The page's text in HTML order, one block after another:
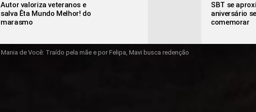
Autor valoriza veteranos e
salva Êta Mundo Melhor! do
marasmo
SBT se
aniversário
comemorar
Mania de Você: Traído pela mãe e por Felipa, Mavi busca redenção